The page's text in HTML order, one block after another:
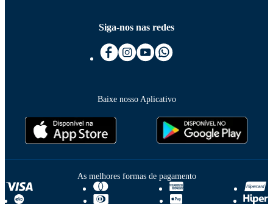
Siga-nos nas redes
Baixe nosso Aplicativo
As melhores formas de pagamento